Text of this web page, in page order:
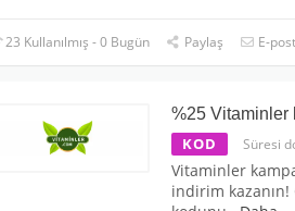
23 Kullanılmış - 0 Bugün Paylaş E-
%25 Vitaminler
KOD Süresi
Vitaminler
indirim